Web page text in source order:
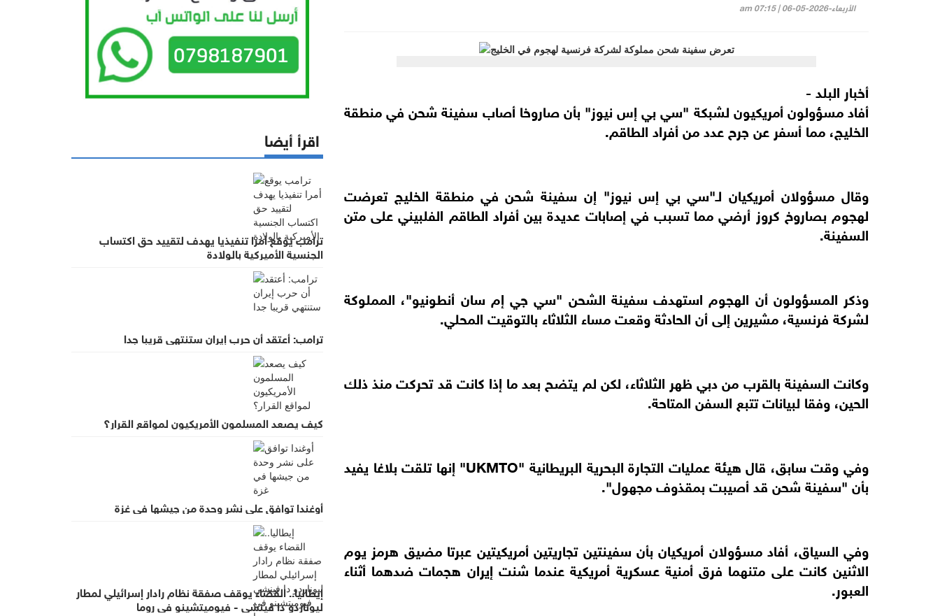
الأربعاء-2026-05-06 | 07:15 am
أخبار البلد -
أفاد مسؤولون أمريكيون لشبكة "سي بي إس نيوز" بأن صاروخا أصاب سفينة شحن في منطقة
الخليج، مما أسفر عن جرح عدد من أفراد الطاقم.
وقال مسؤولان أمريكيان لـ"سي بي إس نيوز" إن سفينة شحن في منطقة الخليج تعرضت
لهجوم بصاروخ كروز أرضي مما تسبب في إصابات عديدة بين أفراد الطاقم الفلبيني على متن
السفينة.
وذكر المسؤولون أن الهجوم استهدف سفينة الشحن "سي جي إم سان أنطونيو"، المملوكة
لشركة فرنسية، مشيرين إلى أن الحادثة وقعت مساء الثلاثاء بالتوقيت المحلي.
وكانت السفينة بالقرب من دبي ظهر الثلاثاء، لكن لم يتضح بعد ما إذا كانت قد تحركت منذ ذلك
الحين، وفقا لبيانات تتبع السفن المتاحة.
وفي وقت سابق، قال هيئة ‌عمليات التجارة البحرية ​البريطانية "UKMTO" إنها تلقت بلاغا يفيد
بأن "سفينة شحن قد أصيبت بمقذوف مجهول".
وفي السياق، أفاد مسؤولان أمريكيان بأن سفينتين تجاريتين أمريكيتين عبرتا مضيق هرمز يوم
الاثنين كانت على متنهما فرق أمنية عسكرية أمريكية عندما شنت إيران هجمات ضدهما أثناء
العبور.
اقرأ أيضا
ترامب يوقع أمرا تنفيذيا يهدف لتقييد حق اكتساب
الجنسية الأميركية بالولادة
ترامب: أعتقد أن حرب إيران ستنتهي قريبا جدا
كيف يصعد المسلمون الأمريكيون لمواقع القرار؟
أوغندا توافق على نشر وحدة من جيشها في غزة
إيطاليا.. القضاء يوقف صفقة نظام رادار إسرائيلي لمطار
ليوناردو دا فينشي - فيوميتشينو في روما